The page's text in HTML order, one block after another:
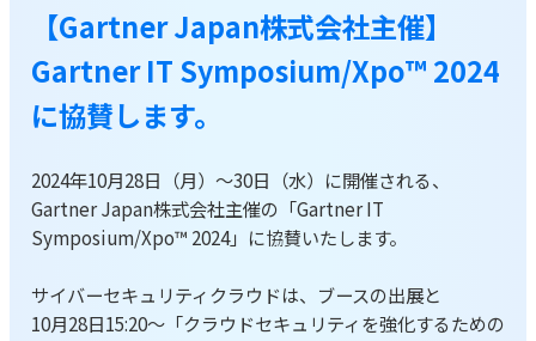
【Gartner Japan株式会社主催】
Gartner IT Symposium/Xpo™ 2024
に協賛します。
2024年10月28日（月）～30日（水）に開催される、
Gartner Japan株式会社主催の「Gartner IT
Symposium/Xpo™ 2024」に協賛いたします。
サイバーセキュリティクラウドは、ブースの出展と
10月28日15:20～「クラウドセキュリティを強化するための